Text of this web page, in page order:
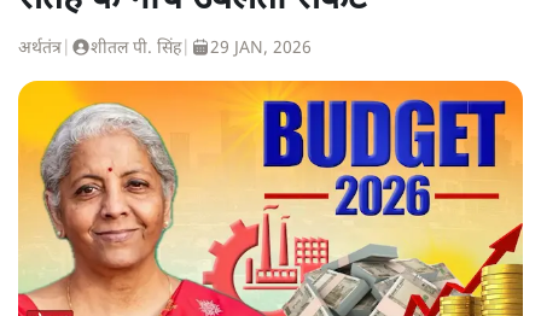
अर्थतंत्र शीतल पी. सिंह| 29 JAN, 2026